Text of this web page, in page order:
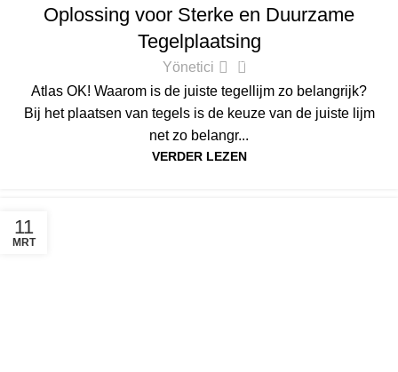
Oplossing voor Sterke en Duurzame
Tegelplaatsing
Yönetici 0
Atlas OK! Waarom is de juiste tegellijm zo belangrijk?
Bij het plaatsen van tegels is de keuze van de juiste lijm
net zo belangr...
VERDER LEZEN
11
MRT